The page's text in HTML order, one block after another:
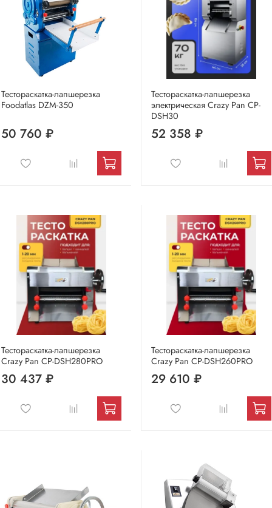
Тестораскатка-лапшерезка
Foodatlas DZM-350
50 760 ₽
Тестораскатка-лапшерезка
электрическая Crazy Pan CP-
DSH30
52 358 ₽
Тестораскатка-лапшерезка
Crazy Pan CP-DSH280PRO
30 437 ₽
Тестораскатка-лапшерезка
Crazy Pan CP-DSH260PRO
29 610 ₽